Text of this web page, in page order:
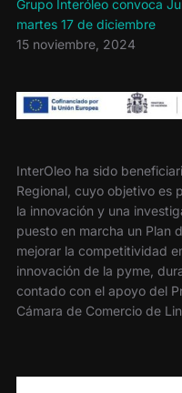
Grupo Interóleo convoca
martes 17 de diciembre
15 noviembre, 2024
InterOleo ha sido
Regional, cuyo objetivo es
la innovación y una
puesto en marcha un Plan
mejorar la competitividad
innovación de la pyme,
contado con el apoyo del
Cámara de Comercio de